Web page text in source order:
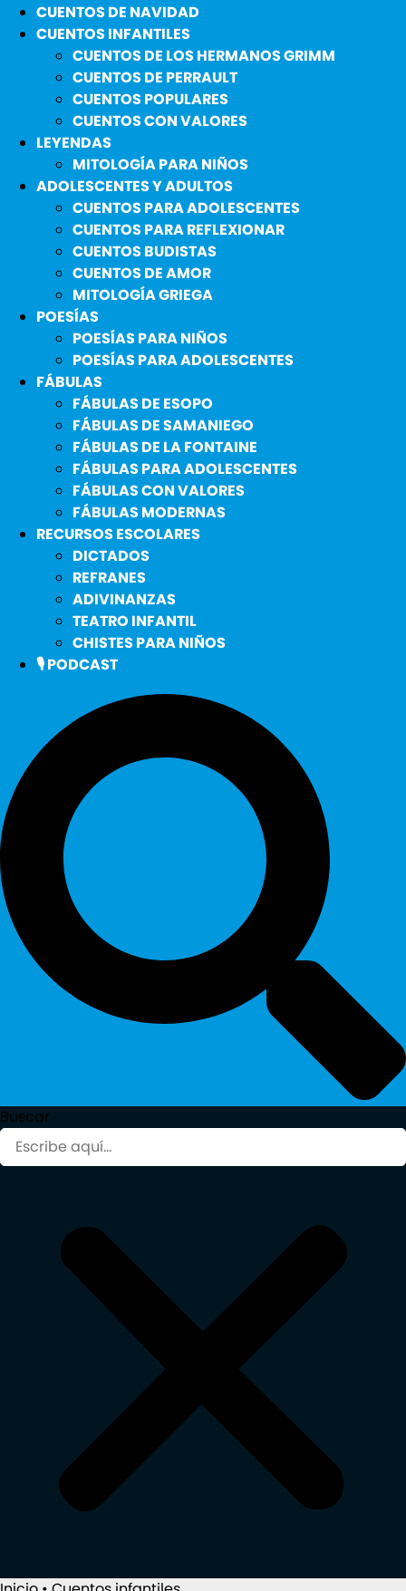
CUENTOS DE NAVIDAD
CUENTOS INFANTILES
CUENTOS DE LOS HERMANOS GRIMM
CUENTOS DE PERRAULT
CUENTOS POPULARES
CUENTOS CON VALORES
LEYENDAS
MITOLOGÍA PARA NIÑOS
ADOLESCENTES Y ADULTOS
CUENTOS PARA ADOLESCENTES
CUENTOS PARA REFLEXIONAR
CUENTOS BUDISTAS
CUENTOS DE AMOR
MITOLOGÍA GRIEGA
POESÍAS
POESÍAS PARA NIÑOS
POESÍAS PARA ADOLESCENTES
FÁBULAS
FÁBULAS DE ESOPO
FÁBULAS DE SAMANIEGO
FÁBULAS DE LA FONTAINE
FÁBULAS PARA ADOLESCENTES
FÁBULAS CON VALORES
FÁBULAS MODERNAS
RECURSOS ESCOLARES
DICTADOS
REFRANES
ADIVINANZAS
TEATRO INFANTIL
CHISTES PARA NIÑOS
🎙️ PODCAST
Buscar